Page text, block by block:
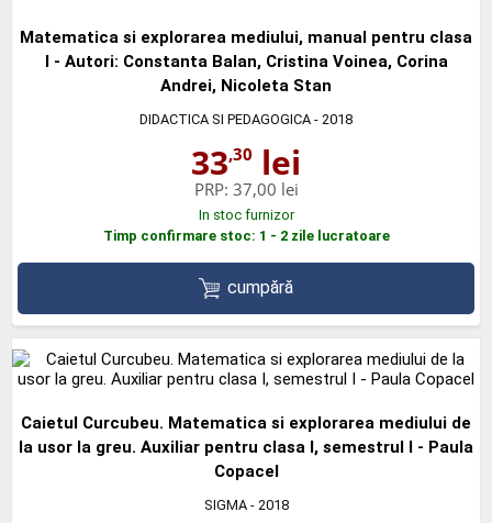
Matematica si explorarea mediului, manual pentru clasa
I - Autori: Constanta Balan, Cristina Voinea, Corina
Andrei, Nicoleta Stan
DIDACTICA SI PEDAGOGICA - 2018
33,30 lei
PRP: 37,00 lei
In stoc furnizor
Timp confirmare stoc: 1 - 2 zile lucratoare
cumpără
Caietul Curcubeu. Matematica si explorarea mediului de
la usor la greu. Auxiliar pentru clasa I, semestrul I - Paula
Copacel
SIGMA- 2018